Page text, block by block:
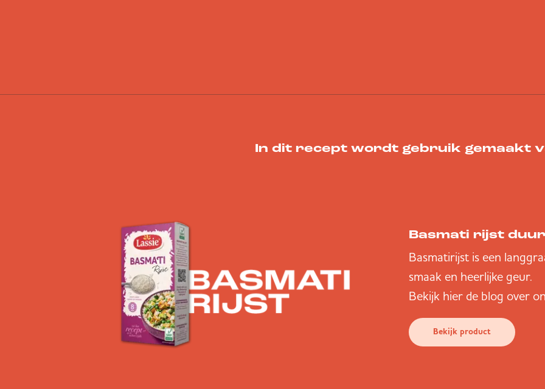
In dit recept wordt gebruik gemaakt
Basmati rijst
Basmatirijst is een
smaak en heerlijke geur.
Bekijk hier de blog over
Bekijk product